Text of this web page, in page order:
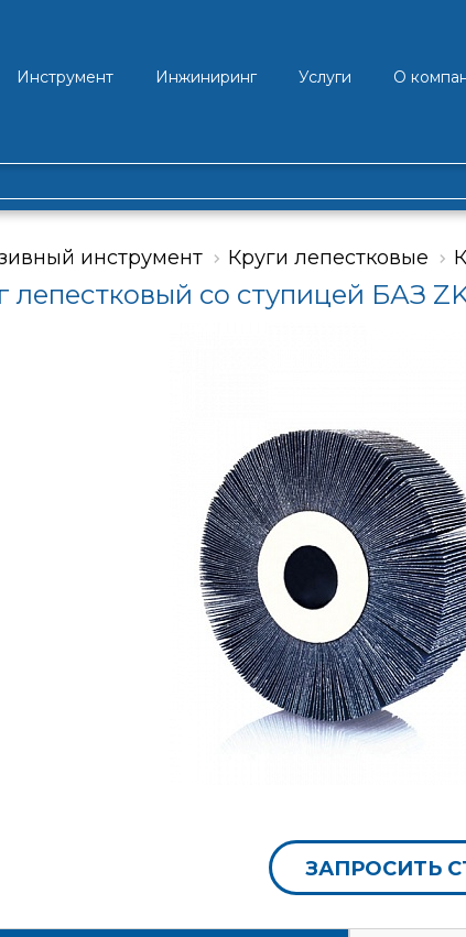
Инструмент Инжиниринг Услуги О
инструмент Круги лепестковые
лепестковый со ступицей БАЗ
ЗАПРОСИТЬ